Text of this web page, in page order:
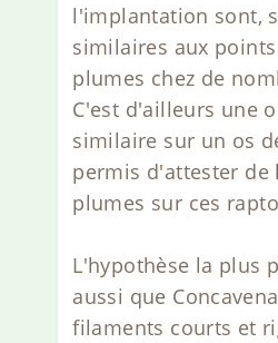
l'implantation sont,
similaires aux
plumes chez de
C'est d'ailleurs une
similaire sur un os
permis d'attester de
plumes sur ces
L'hypothèse la plus
aussi que
filaments courts et